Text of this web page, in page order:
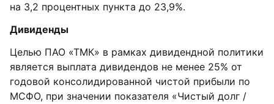
на 3,2 процентных пункта до 23,9%.
Дивиденды
Целью ПАО «ТМК» в рамках дивидендной политики
является выплата дивидендов не менее 25% от
годовой консолидированной чистой прибыли по
МСФО, при значении показателя «Чистый долг /